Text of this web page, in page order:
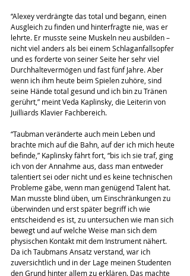
“Alexey verdrängte das total und begann, einen
Ausgleich zu finden und hinterfragte nie, was er
lehrte. Er musste seine Muskeln neu ausbilden –
nicht viel anders als bei einem Schlaganfallsopfer
und es forderte von seiner Seite her sehr viel
Durchhaltevermögen und fast fünf Jahre. Aber
wenn ich ihm heute beim Spielen zuhöre, sind
seine Hände total gesund und ich bin zu Tränen
gerührt,” meint Veda Kaplinsky, die Leiterin von
Juilliards Klavier Fachbereich.
“Taubman veränderte auch mein Leben und
brachte mich auf die Bahn, auf der ich mich heute
befinde,” Kaplinsky fährt fort, “bis ich sie traf, ging
ich von der Annahme aus, dass man entweder
talentiert sei oder nicht und es keine technischen
Probleme gäbe, wenn man genügend Talent hat.
Man musste blind üben, um Einschränkungen zu
überwinden und erst später begriff ich wie
entscheidend es ist, zu untersuchen wie man sich
bewegt und auf welche Weise man sich dem
physischen Kontakt mit dem Instrument nähert.
Da ich Taubmans Ansatz verstand, war ich
zuversichtlich und in der Lage meinen Studenten
den Grund hinter allem zu erklären. Das machte